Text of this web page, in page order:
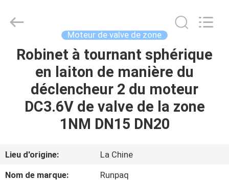
MAISON
PRODUITS
DE
NOUS
Technology
Reserved.
Moteur de valve de zone
Robinet à tournant sphérique
en laiton de manière du
déclencheur 2 du moteur
DC3.6V de valve de la zone
1NM DN15 DN20
Lieu d'origine:
La Chine
Nom de marque:
Runpaq